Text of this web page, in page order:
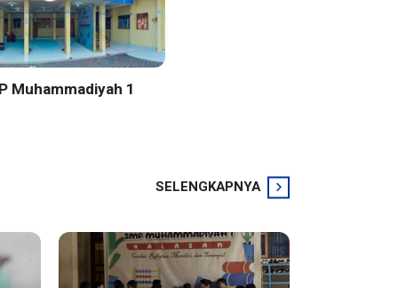
Muhammadiyah 1
SELENGKAPNYA